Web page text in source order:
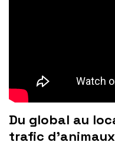
Du global au
trafic